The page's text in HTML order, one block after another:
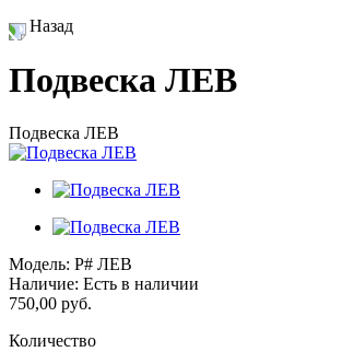
Назад
Подвеска ЛЕВ
Подвеска ЛЕВ
Модель: P# ЛЕВ
Наличие: Есть в наличии
750,00 руб.
Количество